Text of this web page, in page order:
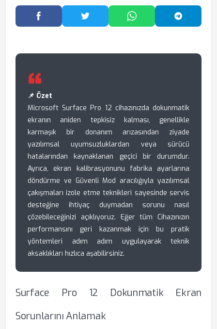
Facebook'ta PaylaşTwitter'da PaylaşWhatsApp'ta Paylaş
📌 Özet
Microsoft Surface Pro 12 cihazınızda dokunmatik
ekranın aniden tepkisiz kalması, genellikle
karmaşık bir donanım arızasından ziyade
yazılımsal uyumsuzluklardan veya sürücü
hatalarından kaynaklanan geçici bir durumdur.
Ayrıca, ekran kalibrasyonunu fabrika ayarlarına
döndürme ve Güvenli Mod aracılığıyla yazılımsal
çakışmaları izole etme teknikleri sayesinde servis
desteğine ihtiyaç duymadan sorunu nasıl
çözebileceğinizi açıklıyoruz. Eğer tüm Cihazınızın
performansını geri kazanmak için bu pratik
yöntemleri adım adım uygulayarak teknik
aksaklıkları hızlıca aşabilirsiniz.
Surface Pro 12 Dokunmatik Ekran
Sorunlarını Anlamak